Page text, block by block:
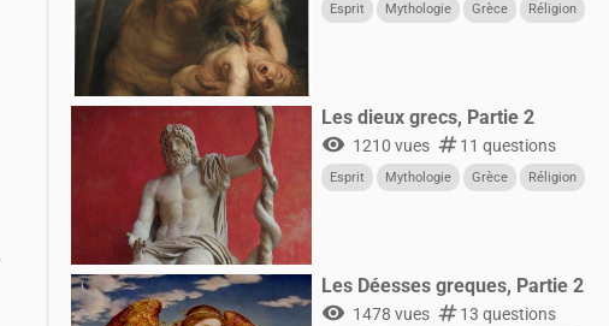
Esprit Mythologie Grèce Réligion
Les dieux grecs, Partie 2
visibility 1210 vues numbers11 questions
Esprit Mythologie Grèce Réligion
Les Déesses greques, Partie 2
visibility 1478 vues numbers13 questions